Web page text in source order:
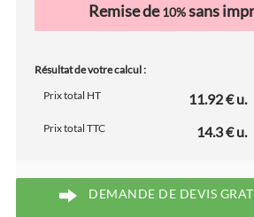
Remise de10%sans
Résultat de votre calcul :
Prix total HT
11.92 € u.
Prix total TTC 14.3 € u.
DEMANDE DE DEVIS